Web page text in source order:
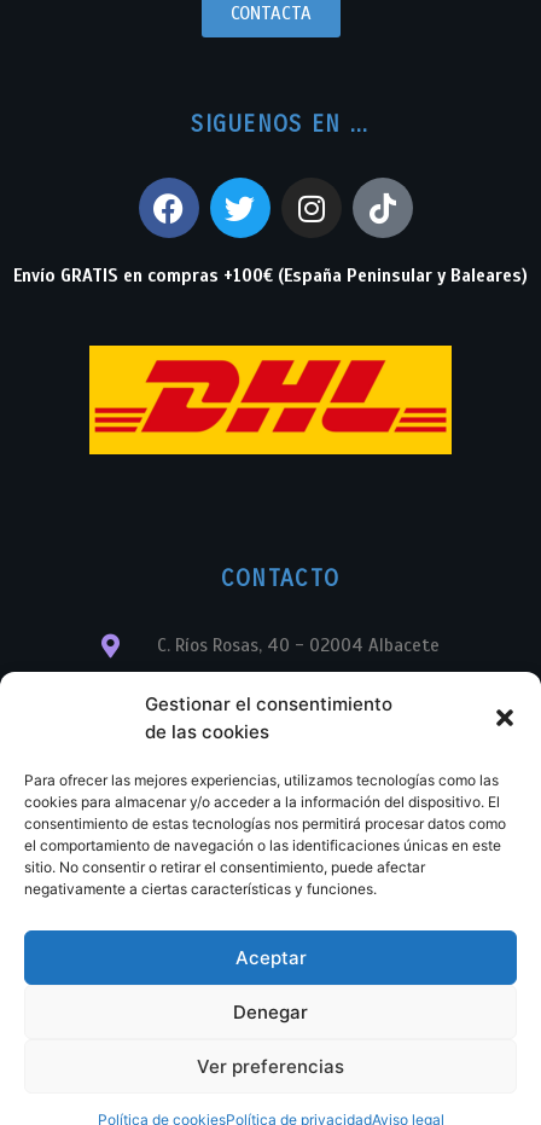
Gestionar el consentimiento
de las cookies
Para ofrecer las mejores experiencias, utilizamos tecnologías como las
cookies para almacenar y/o acceder a la información del dispositivo. El
consentimiento de estas tecnologías nos permitirá procesar datos como
el comportamiento de navegación o las identificaciones únicas en este
sitio. No consentir o retirar el consentimiento, puede afectar
negativamente a ciertas características y funciones.
Aceptar
Denegar
Ver preferencias
Política de cookiesPolítica de privacidadAviso legal
CONTACTA
SIGUENOS EN ...
Envío GRATIS en compras +100€ (España Peninsular y Baleares)
CONTACTO
C. Ríos Rosas, 40 - 02004 Albacete
info@librerialegend.com
+34 600 875 604
+34 967 74 17 07
© Copyright – Libreria Legend – Web diseñada por